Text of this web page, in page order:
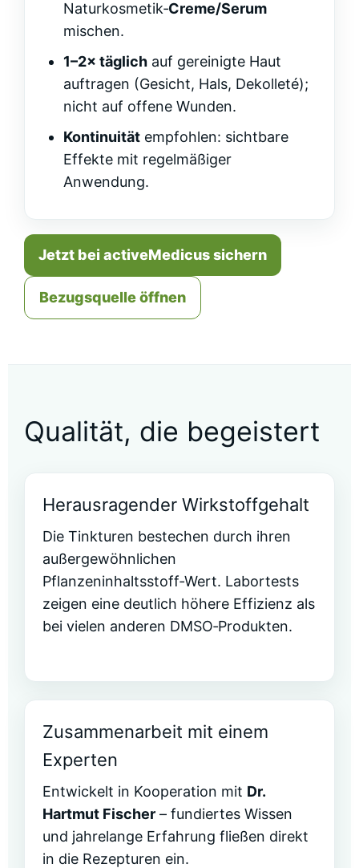
Naturkosmetik‑Creme/Serum
mischen.
1–2× täglich auf gereinigte Haut
auftragen (Gesicht, Hals, Dekolleté);
nicht auf offene Wunden.
Kontinuität empfohlen: sichtbare
Effekte mit regelmäßiger
Anwendung.
Jetzt bei activeMedicus sichern
Bezugsquelle öffnen
Qualität, die begeistert
Herausragender Wirkstoffgehalt
Die Tinkturen bestechen durch ihren
außergewöhnlichen
Pflanzeninhaltsstoff‑Wert. Labortests
zeigen eine deutlich höhere Effizienz als
bei vielen anderen DMSO‑Produkten.
Zusammenarbeit mit einem
Experten
Entwickelt in Kooperation mit Dr.
Hartmut Fischer – fundiertes Wissen
und jahrelange Erfahrung fließen direkt
in die Rezepturen ein.